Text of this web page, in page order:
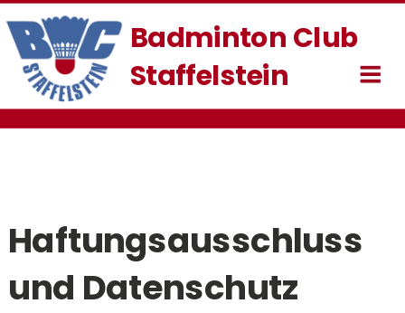
Haftungsausschluss
und Datenschutz
Badminton Club
Staffelstein